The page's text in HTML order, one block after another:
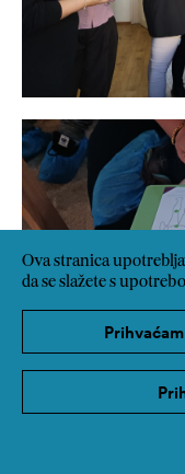
Ova stranica
da se slažete s